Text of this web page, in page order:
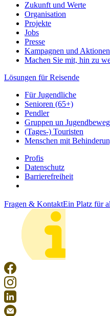
Zukunft und Werte
Organisation
Projekte
Jobs
Presse
Kampagnen und Aktionen
Machen Sie mit, hin zu
Lösungen für Reisende
Für Jugendliche
Senioren (65+)
Pendler
Gruppen un
(Tages-) Touristen
Menschen mit
Profis
Datenschutz
Barrierefreiheit
Fragen & KontaktEin Platz für